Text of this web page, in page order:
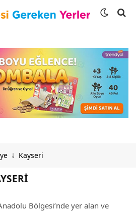
↓ Kayseri
Bölgesi’nde yer alan ve